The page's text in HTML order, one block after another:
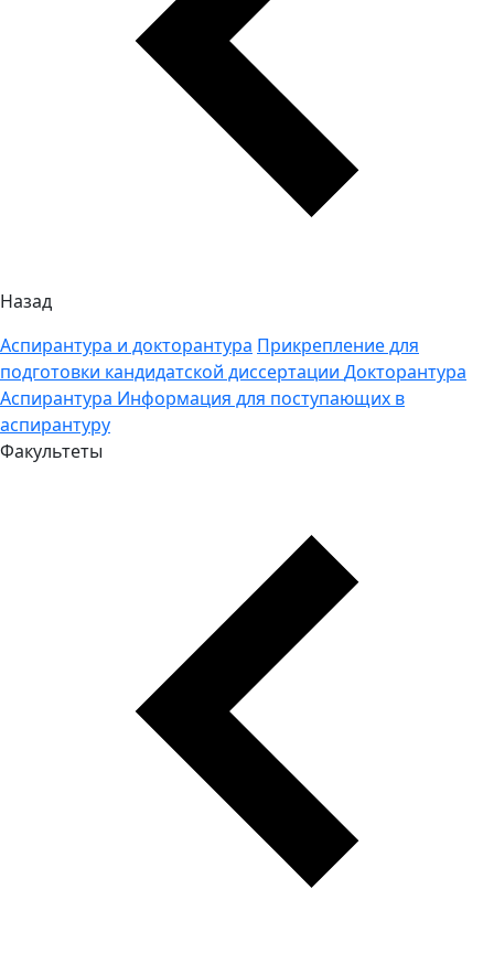
Назад
Аспирантура и докторантура Прикрепление для
подготовки кандидатской диссертации Докторантура
Аспирантура Информация для поступающих в
аспирантуру
Факультеты